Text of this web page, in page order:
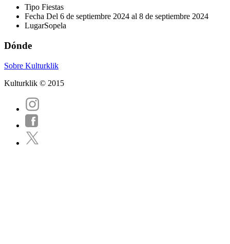
Tipo Fiestas
Fecha Del 6 de septiembre 2024 al 8 de septiembre 2024
LugarSopela
Dónde
Sobre Kulturklik
Kulturklik © 2015